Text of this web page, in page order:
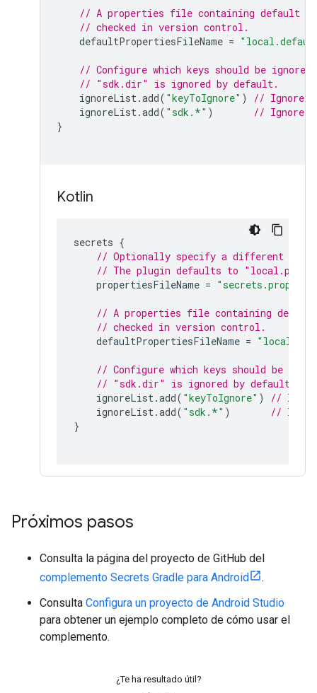
// A properties file containing default
// checked in version control.
defaultPropertiesFileName =
// Configure which keys should be
// "sdk.dir" is ignored by default.
ignoreList.add( "keyToIgnore" )
// Ignore
ignoreList.add( "sdk.*" )
// Ignore
}
Kotlin
secrets {
// Optionally specify a different file
// The plugin defaults to
propertiesFileName =
// A properties file containing
// checked in version control.
defaultPropertiesFileName =
// Configure which keys should be
// "sdk.dir" is ignored by default.
ignoreList.add( "keyToIgnore" )
//
ignoreList.add( "sdk.*" )
//
}
Próximos pasos
Consulta la página del proyecto de GitHub del
complemento Secrets Gradle para Android
.
Consulta Configura un proyecto de Android Studio
para obtener un ejemplo completo de cómo usar el
complemento.
¿Te ha resultado útil?